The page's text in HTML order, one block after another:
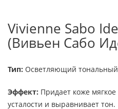
Vivienne Sabo
(Вивьен Сабо
Тип: Осветляющий
Эффект: Придает коже
усталости и выравнивает тон.